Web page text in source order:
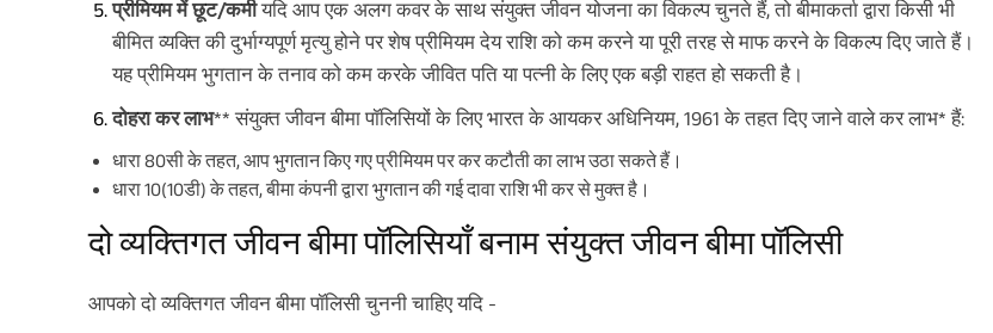
प्रीमियम में छूट/कमीयदि आप एक अलग कवर के साथ संयुक्त जीवन योजना का विकल्प चुनते हैं, तो बीमाकर्ता द्वारा किसी भी
बीमित व्यक्ति की दुर्भाग्यपूर्ण मृत्यु होने पर शेष प्रीमियम देय राशि को कम करने या पूरी तरह से माफ करने के विकल्प दिए जाते हैं।
यह प्रीमियम भुगतान के तनाव को कम करके जीवित पति या पत्नी के लिए एक बड़ी राहत हो सकती है।
दोहरा कर लाभ** संयुक्त जीवन बीमा पॉलिसियों के लिए भारत के आयकर अधिनियम, 1961 के तहत दिए जाने वाले कर लाभ* हैं:
धारा 80सी के तहत, आप भुगतान किए गए प्रीमियम पर कर कटौती का लाभ उठा सकते हैं।
धारा 10(10डी) के तहत, बीमा कंपनी द्वारा भुगतान की गई दावा राशि भी कर से मुक्त है।
दो व्यक्तिगत जीवन बीमा पॉलिसियाँ बनाम संयुक्त जीवन बीमा पॉलिसी
आपको दो व्यक्तिगत जीवन बीमा पॉलिसी चुननी चाहिए यदि -